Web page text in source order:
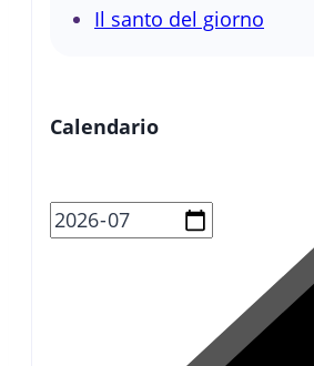
Il santo del giorno
Calendario